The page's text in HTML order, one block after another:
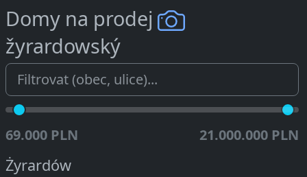
Domy na prodej
žyrardowský
69.000 PLN 21.000.000 PLN
Żyrardów